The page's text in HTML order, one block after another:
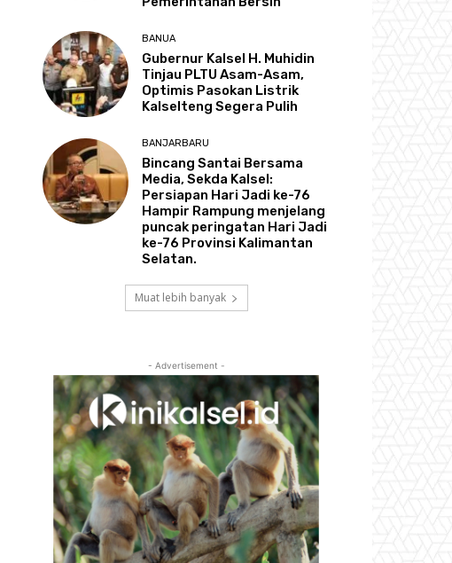
BANUA
Gubernur Kalsel H. Muhidin
Tinjau PLTU Asam-Asam,
Optimis Pasokan Listrik
Kalselteng Segera Pulih
BANJARBARU
Bincang Santai Bersama
Media, Sekda Kalsel:
Persiapan Hari Jadi ke-76
Hampir Rampung menjelang
puncak peringatan Hari Jadi
ke-76 Provinsi Kalimantan
Selatan.
Muat lebih banyak
- Advertisement -